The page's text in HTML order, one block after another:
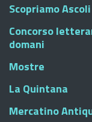
Scopriamo
Concorso
domani
Mostre
La Quintana
Mercatino